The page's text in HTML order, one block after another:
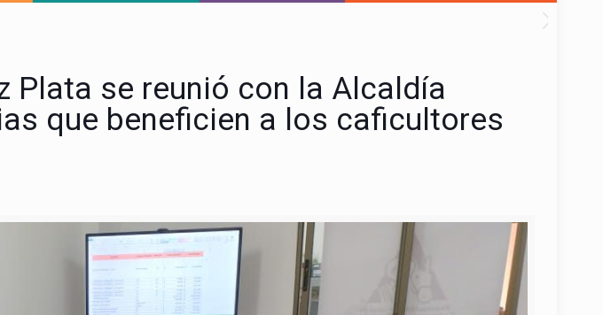
Plata se reunió con la Alcaldía
que beneficien a los caficultores